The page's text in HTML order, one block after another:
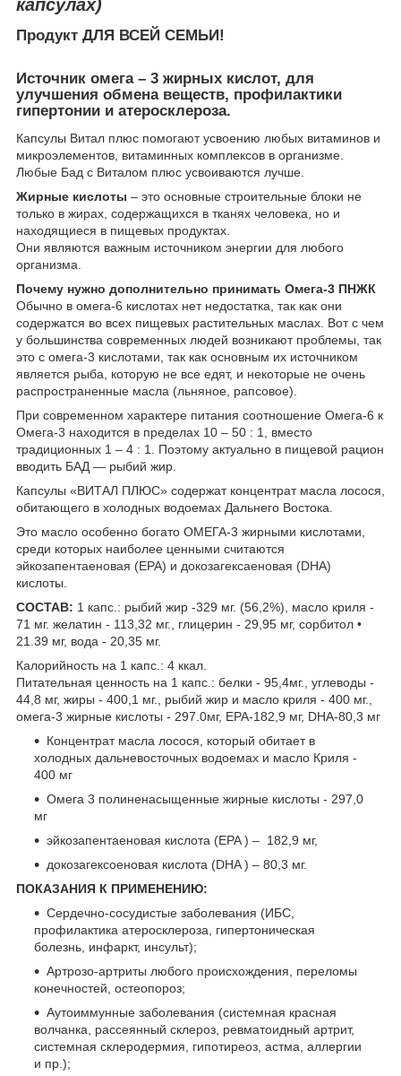
капсулах)
Продукт ДЛЯ ВСЕЙ СЕМЬИ!
Источник омега – 3 жирных кислот, для
улучшения обмена веществ, профилактики
гипертонии и атеросклероза.
Капсулы Витал плюс помогают усвоению любых витаминов и
микроэлементов, витаминных комплексов в организме.
Любые Бад с Виталом плюс усвоиваются лучше.
Жирные кислоты – это основные строительные блоки не
только в жирах, содержащихся в тканях человека, но и
находящиеся в пищевых продуктах.
Они являются важным источником энергии для любого
организма.
Почему нужно дополнительно принимать Омега-3 ПНЖК
Обычно в омега-6 кислотах нет недостатка, так как они
содержатся во всех пищевых растительных маслах. Вот с чем
у большинства современных людей возникают проблемы, так
это с омега-3 кислотами, так как основным их источником
является рыба, которую не все едят, и некоторые не очень
распространенные масла (льняное, рапсовое).
При современном характере питания соотношение Омега-6 к
Омега-3 находится в пределах 10 – 50 : 1, вместо
традиционных 1 – 4 : 1. Поэтому актуально в пищевой рацион
вводить БАД — рыбий жир.
Капсулы «ВИТАЛ ПЛЮС» содержат концентрат масла лосося,
обитающего в холодных водоемах Дальнего Востока.
Это масло особенно богато ОМЕГА-3 жирными кислотами,
среди которых наиболее ценными считаются
эйкозапентаеновая (EPA) и докозагексаеновая (DHA)
кислоты.
СОСТАВ: 1 капс.: рыбий жир -329 мг. (56,2%), масло криля -
71 мг. желатин - 113,32 мг., глицерин - 29,95 мг, сорбитол •
21.39 мг, вода - 20,35 мг.
Калорийность на 1 капс.: 4 ккал.
Питательная ценность на 1 капс.: белки - 95,4мг., углеводы -
44,8 мг, жиры - 400,1 мг., рыбий жир и масло криля - 400 мг.,
омега-3 жирные кислоты - 297.0мг, ЕРА-182,9 мг, DHA-80,3 мг
Концентрат масла лосося, который обитает в
холодных дальневосточных водоемах и масло Криля -
400 мг
Омега 3 полиненасыщенные жирные кислоты - 297,0
мг
эйкозапентаеновая кислота (EPA ) – 182,9 мг,
докозагексоеновая кислота (DHA ) – 80,3 мг.
ПОКАЗАНИЯ К ПРИМЕНЕНИЮ:
Сердечно-сосудистые заболевания (ИБС,
профилактика атеросклероза, гипертоническая
болезнь, инфаркт, инсульт);
Артрозо-артриты любого происхождения, переломы
конечностей, остеопороз;
Аутоиммунные заболевания (системная красная
волчанка, рассеянный склероз, ревматоидный артрит,
системная склеродермия, гипотиреоз, астма, аллергии
и пр.);